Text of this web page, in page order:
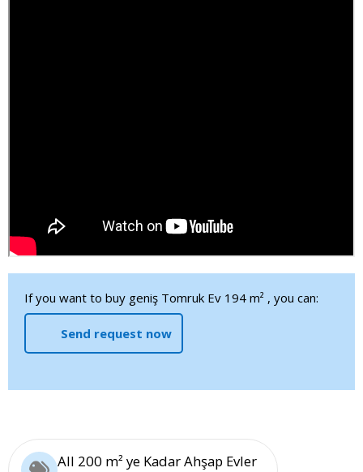
If you want to buy geniş Tomruk Ev 194 m² , you can:
Send request now
All 200 m² ye Kadar Ahşap Evler